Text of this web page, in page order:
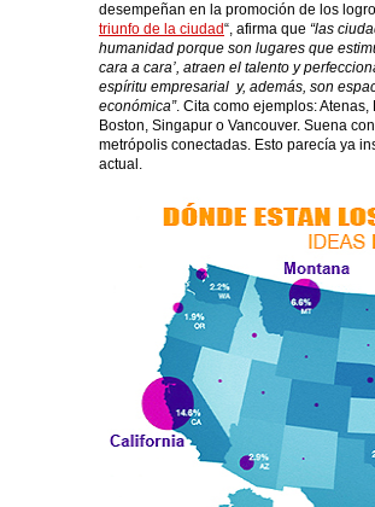
desempeñan en la promoción de los
triunfo de la ciudad“, afirma que “las
humanidad porque son lugares que
cara a cara’, atraen el talento y
espíritu empresarial y, además, son
económica”. Cita como ejemplos:
Boston, Singapur o Vancouver. Suena
metrópolis conectadas. Esto parecía ya
actual.